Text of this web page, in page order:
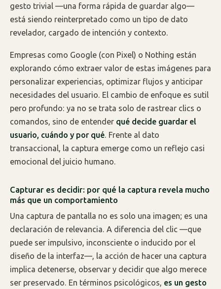
gesto trivial —una forma rápida de guardar algo—
está siendo reinterpretado como un tipo de dato
revelador, cargado de intención y contexto.
Empresas como Google (con Pixel) o Nothing están
explorando cómo extraer valor de estas imágenes para
personalizar experiencias, optimizar flujos y anticipar
necesidades del usuario. El cambio de enfoque es sutil
pero profundo: ya no se trata solo de rastrear clics o
comandos, sino de entender qué decide guardar el
usuario, cuándo y por qué. Frente al dato
transaccional, la captura emerge como un reflejo casi
emocional del juicio humano.
Capturar es decidir: por qué la captura revela mucho
más que un comportamiento
Una captura de pantalla no es solo una imagen; es una
declaración de relevancia. A diferencia del clic —que
puede ser impulsivo, inconsciente o inducido por el
diseño de la interfaz—, la acción de hacer una captura
implica detenerse, observar y decidir que algo merece
ser preservado. En términos psicológicos, es un gesto